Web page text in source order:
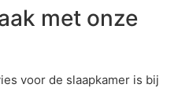
met onze
voor de slaapkamer is bij